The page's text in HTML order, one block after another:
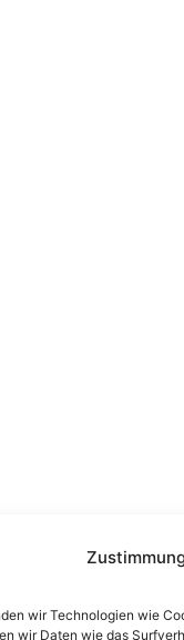
wir Technologien wie
wir Daten wie das